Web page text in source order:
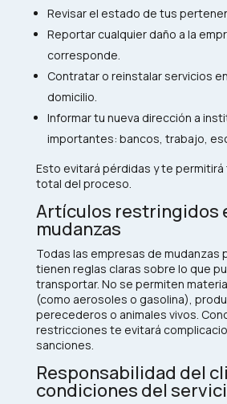
Revisar el estado de tus
Reportar cualquier daño a la
corresponde.
Contratar o reinstalar servicios
domicilio.
Informar tu nueva dirección a
importantes: bancos, trabajo,
Esto evitará pérdidas y te
total del proceso.
Artículos restringidos
mudanzas
Todas las empresas de mudanzas
tienen reglas claras sobre lo que
transportar. No se permiten
(como aerosoles o gasolina),
perecederos o animales vivos.
restricciones te evitará
sanciones.
Responsabilidad del
condiciones del